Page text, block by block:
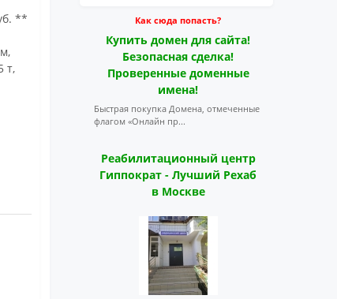
**
т,
Как сюда попасть?
Купить домен для сайта!
Безопасная сделка!
Проверенные доменные
имена!
Быстрая покупка Домена, отмеченные
флагом «Онлайн пр...
Реабилитационный центр
Гиппократ - Лучший Рехаб
в Москве